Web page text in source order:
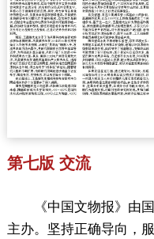
第七版 交流
《中国文物报》由国
主办。坚持正确导向，